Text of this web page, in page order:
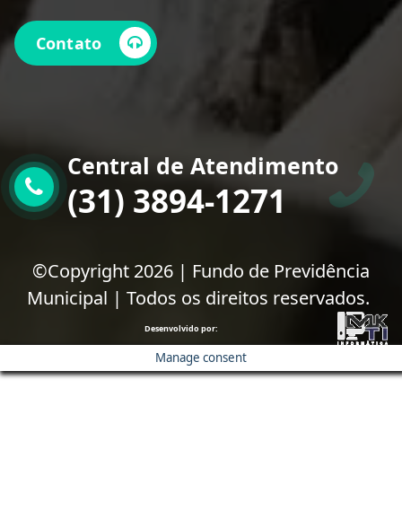
Contato
Central de Atendimento
(31) 3894-1271
©Copyright 2026 | Fundo de Previdência
Municipal | Todos os direitos reservados.
Desenvolvido por:
Manage consent